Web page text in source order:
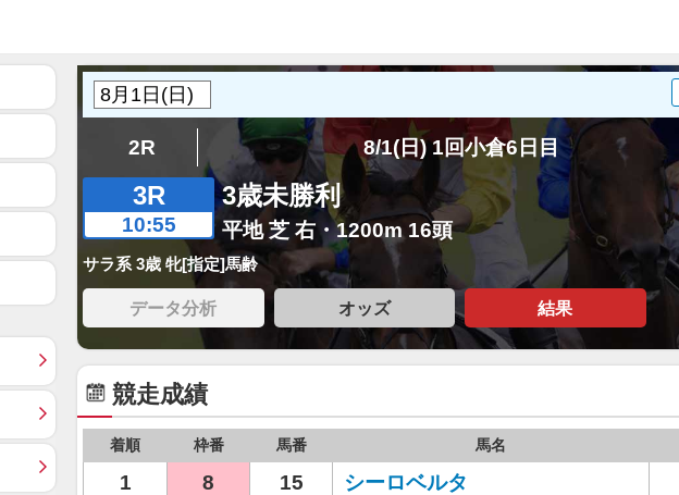
2R 8/1(日) 1回小倉6日目
3R
10:55
3歳未勝利
平地 芝 右・1200m 16頭
サラ系 3歳 牝[指定]馬齢
データ分析 オッズ 結果
競走成績
着順 枠番 馬番 馬名
1 8 15 シーロベルタ